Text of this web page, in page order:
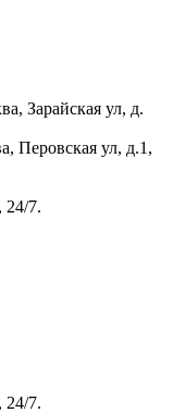
Зарайская ул, д.
Перовская ул, д.1,
24/7.
24/7.